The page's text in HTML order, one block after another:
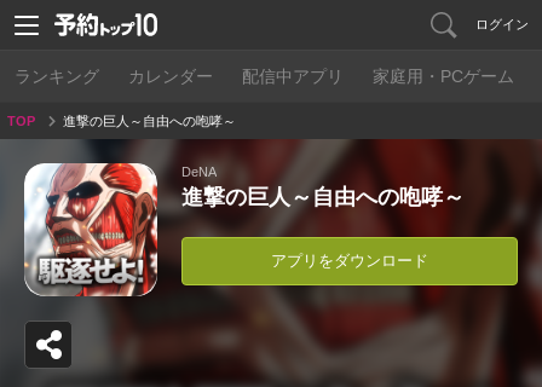
ログイン
ランキング カレンダー 配信中アプリ 家庭用・PCゲーム
TOP 進撃の巨人～自由への咆哮～
DeNA
進撃の巨人～自由への咆哮～
アプリをダウンロード